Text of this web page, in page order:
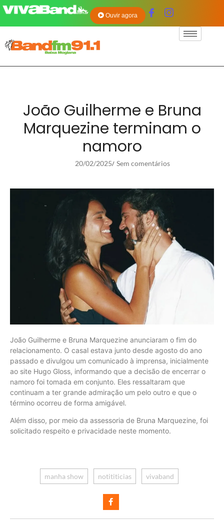
Ouvir agora
João Guilherme e Bruna
Marquezine terminam o
namoro
20/02/2025/ Sem comentários
João Guilherme e Bruna Marquezine anunciaram o fim do
relacionamento. O casal estava junto desde agosto do ano
passado e divulgou um comunicado à imprensa, inicialmente
ao site Hugo Gloss, informando que a decisão de encerrar o
namoro foi tomada em conjunto. Eles ressaltaram que
continuam a ter grande admiração um pelo outro e que o
término ocorreu de forma amigável.
Além disso, por meio da assessoria de Bruna Marquezine, foi
solicitado respeito e privacidade neste momento.
manha show notititicias vivaband